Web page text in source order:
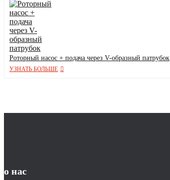
Роторный насос + подача через V-образный патрубок
УЗНАТЬ БОЛЬШЕ
о нас